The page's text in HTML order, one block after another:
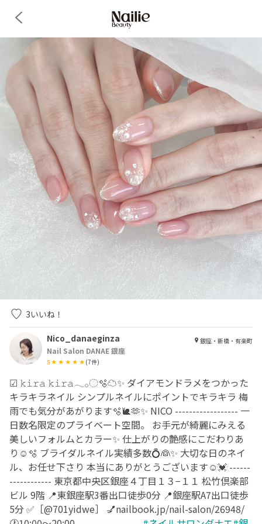
3いいね！
Nico_danaeginza
Nail Salon DANAE 銀座
5 (7件)
銀座・新橋・有楽町
☑︎ 𝚔𝚒𝚛𝚊 𝚔𝚒𝚛𝚊𓂃𓂂◌🫧☁️✨ ダイアモンドラメをつかった
キラキラネイル シンプルネイルにポイントでキラキラ 梅
雨でも気分があがります🫧🐌🫶✨ NICO ------------------ 一
日数名限定のプライベート空間。 お手元が綺麗にみえる
美しいフォルムとカラー✨ 仕上がりの艶感にこだわりあ
り☺️🫧 ブライダルネイル実績多数💍👰✨ 大切な日のネイ
ル、お任せ下さり 本当にありがとうございます☺️💓 ------
------------ 東京都中央区銀座４丁目１３−１１ 松竹倶楽部
ビル 9階 📍東銀座駅3番出口徒歩0分 📍銀座駅A7出口徒歩
5分 ✅［@701yidwe］ 💅nailbook.jp/nail-salon/26948/